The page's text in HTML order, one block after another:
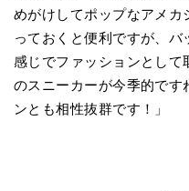
めがけしてポップなアメ
っておくと便利ですが、
感じでファッションとして
のスニーカーが今季的です
ンとも相性抜群です！」